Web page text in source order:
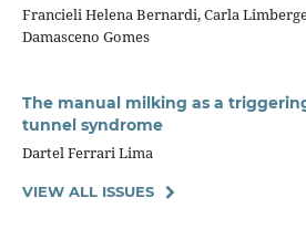
Francieli Helena Bernardi, Carla
Damasceno Gomes
The manual milking as a
tunnel syndrome
Dartel Ferrari Lima
VIEW ALL ISSUES